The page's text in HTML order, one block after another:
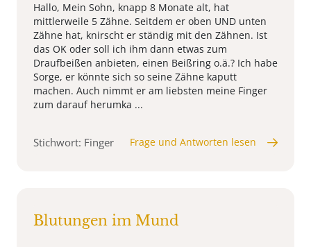
Hallo, Mein Sohn, knapp 8 Monate alt, hat
mittlerweile 5 Zähne. Seitdem er oben UND unten
Zähne hat, knirscht er ständig mit den Zähnen. Ist
das OK oder soll ich ihm dann etwas zum
Draufbeißen anbieten, einen Beißring o.ä.? Ich habe
Sorge, er könnte sich so seine Zähne kaputt
machen. Auch nimmt er am liebsten meine Finger
zum darauf herumka ...
Stichwort: Finger Frage und Antworten lesen
Blutungen im Mund